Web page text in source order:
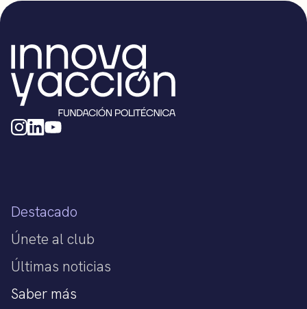
Destacado
Únete al club
Últimas noticias
Saber más